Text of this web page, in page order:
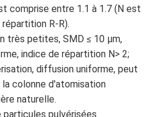
comprise entre 1.1 à 1.7 (N est
R-R).
très petites, SMD ≤ 10 μm,
indice de répartition N> 2;
diffusion uniforme, peut
colonne d'atomisation
naturelle.
particules pulvérisées